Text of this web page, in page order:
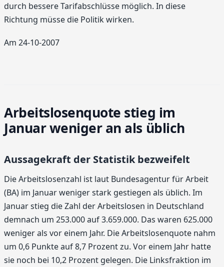
durch bessere Tarifabschlüsse möglich. In diese
Richtung müsse die Politik wirken.
Am 24-10-2007
Arbeitslosenquote stieg im
Januar weniger an als üblich
Aussagekraft der Statistik bezweifelt
Die Arbeitslosenzahl ist laut Bundesagentur für Arbeit
(BA) im Januar weniger stark gestiegen als üblich. Im
Januar stieg die Zahl der Arbeitslosen in Deutschland
demnach um 253.000 auf 3.659.000. Das waren 625.000
weniger als vor einem Jahr. Die Arbeitslosenquote nahm
um 0,6 Punkte auf 8,7 Prozent zu. Vor einem Jahr hatte
sie noch bei 10,2 Prozent gelegen. Die Linksfraktion im